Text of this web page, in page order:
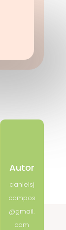
Autor
danielsj
campos
@gmail.
com